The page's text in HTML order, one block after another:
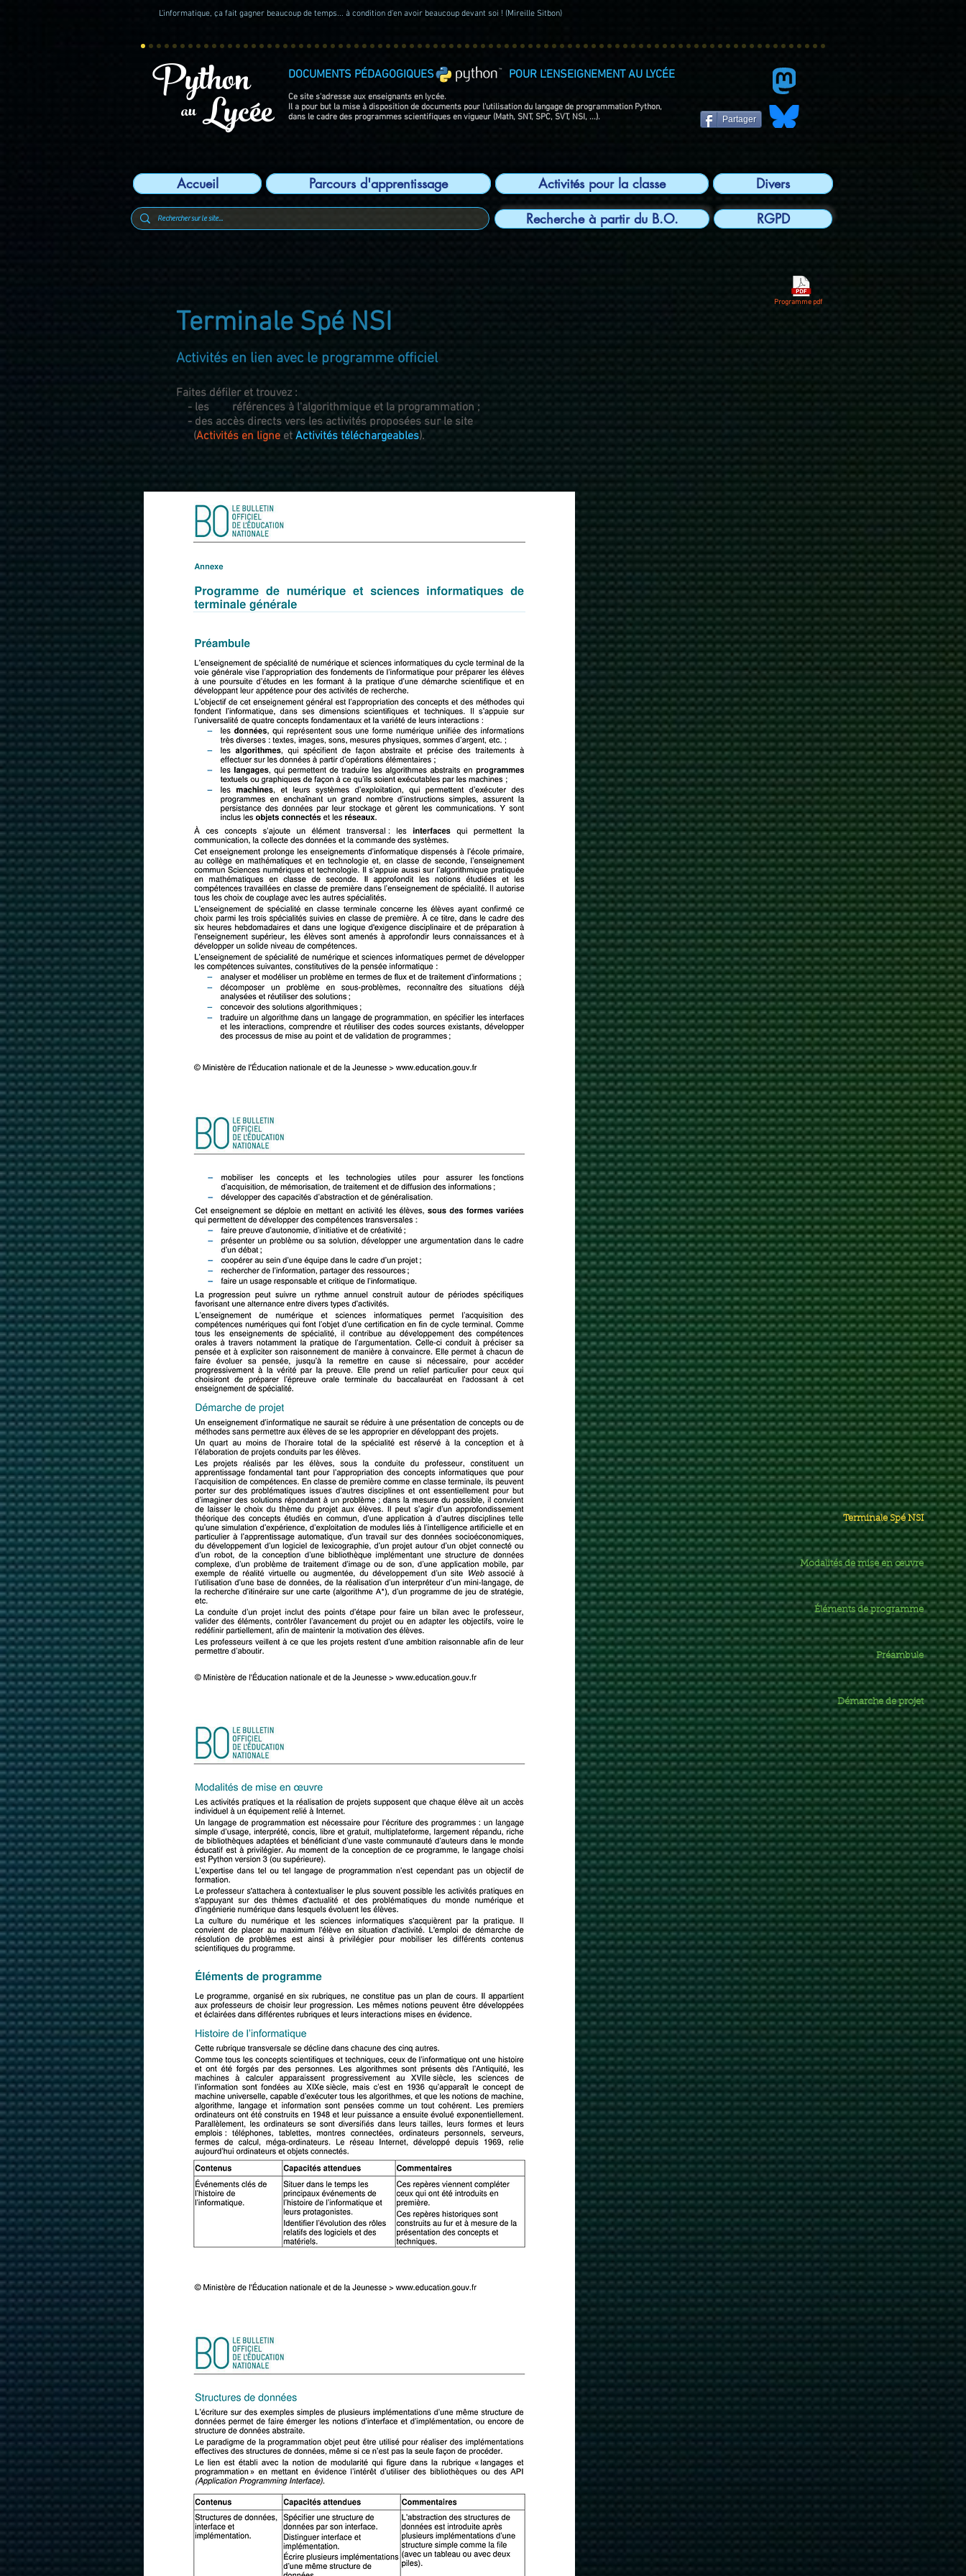
L'informatique, ça fait gagner beaucoup de temps... à condition d'en avoir beaucoup devant soi ! (Mireille Sitbon)
Python
Lycée
au
Ce site s'adresse aux enseignants en lycée.
Il a pour but la mise à disposition de documents pour l'utilisation du langage de programmation Python,
dans le cadre des programmes scientifiques en vigueur (Math, SNT, SPC, SVT, NSI, ...).
DOCUMENTS PÉDAGOGIQUES POUR L'ENSEIGNEMENT AU LYCÉE
Partager
Accueil Parcours d'apprentissage Activités pour la classe Divers
Recherche à partir du B.O. RGPD
Terminale Spé NSI
Modalités de mise en œuvre
Éléments de programme
Préambule
Démarche de projet
Terminale Spé NSI
Activités en lien avec le programme officiel
Faites défiler et trouvez :
- les références à l'algorithmique et la programmation ;
- des accès directs vers les activités proposées sur le site
(Activités en ligne et Activités téléchargeables).
Programme pdf